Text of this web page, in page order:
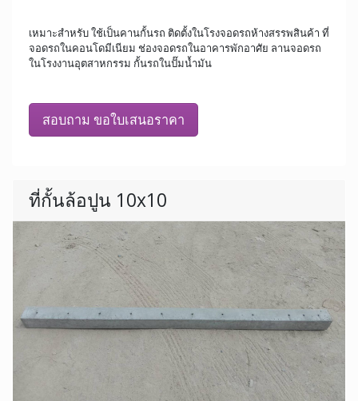
เหมาะสำหรับ ใช้เป็นคานกั้นรถ ติดตั้งในโรงจอดรถห้างสรรพสินค้า ที่
จอดรถในคอนโดมีเนียม ช่องจอดรถในอาคารพักอาศัย ลานจอดรถ
ในโรงงานอุตสาหกรรม กั้นรถในปั๊มน้ำมัน
สอบถาม ขอใบเสนอราคา
ที่กั้นล้อปูน 10x10